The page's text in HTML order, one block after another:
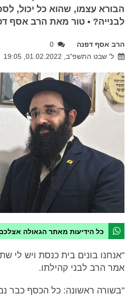
הבורא עצמו, שהוא כל יכול,
לבנייה? • טור מאת הרב אסף
הרב אסף דפנה
0
ל' שבט התשפ"ב, 01.02.2022, 19:05
כל הידיעות מאתר הגאולה
"אנחנו בונים בית כנסת ויש לי
אמר הרב לבני קהילתו.
"בשורה ראשונה: כל הכסף כבר